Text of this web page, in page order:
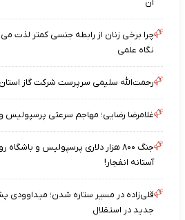
آن
نگاه علمی
رحمت‌الله سلیمی سرپرست شرکت گاز
غلامرضا رضایی؛ مهاجم سرعتی
جنگ ۸۰۰ هزار دلاری پرسپولیس و
آستانه انفجار!
قلی‌زاده در مسیر ستاره شدن؛ میداوودی
جدید در استقلال